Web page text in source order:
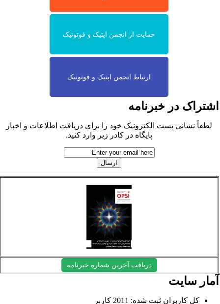
حمایت از انجمن اپتیک و فوتونیک
ارتباط انجمن اپتیک و فوتونیک
در خبرنامه
لطفاً نشانی پست الکترونیک خود را برای دریافت اطلاعات و اخبار
پایگاه در کادر زیر وارد کنید.
دریافت آخرین شماره خبرنامه
سایت
کل کاربران ثبت شده: 2011 کاربر